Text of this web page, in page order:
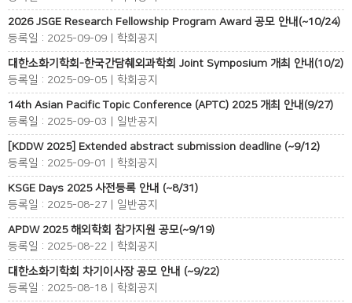
2026 JSGE Research Fellowship Program Award 공모 안내(~10/24)
등록일 : 2025-09-09 | 학회공지
대한소화기학회-한국간담췌외과학회 Joint Symposium 개최 안내(10/2)
등록일 : 2025-09-05 | 학회공지
14th Asian Pacific Topic Conference (APTC) 2025 개최 안내(9/27)
등록일 : 2025-09-03 | 일반공지
[KDDW 2025] Extended abstract submission deadline (~9/12)
등록일 : 2025-09-01 | 학회공지
KSGE Days 2025 사전등록 안내 (~8/31)
등록일 : 2025-08-27 | 일반공지
APDW 2025 해외학회 참가지원 공모(~9/19)
등록일 : 2025-08-22 | 학회공지
대한소화기학회 차기이사장 공모 안내 (~9/22)
등록일 : 2025-08-18 | 학회공지